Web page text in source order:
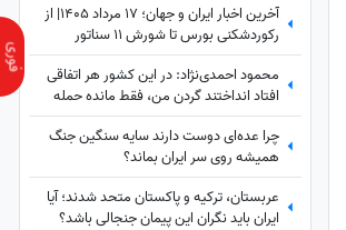
آخرین اخبار ایران و جهان؛ 17 مرداد 1405| از
رکوردشکنی بورس تا شورش 11 سناتور
آمریکایی در برابر ترامپ
محمود احمدی‌نژاد: در این کشور هر اتفاقی
افتاد انداختند گردن من، فقط مانده حمله
مغول!
چرا عده‌ای دوست دارند سایه سنگین جنگ
همیشه روی سر ایران بماند؟
عربستان، ترکیه و پاکستان متحد شدند؛ آیا
ایران باید نگران این پیمان جنجالی باشد؟